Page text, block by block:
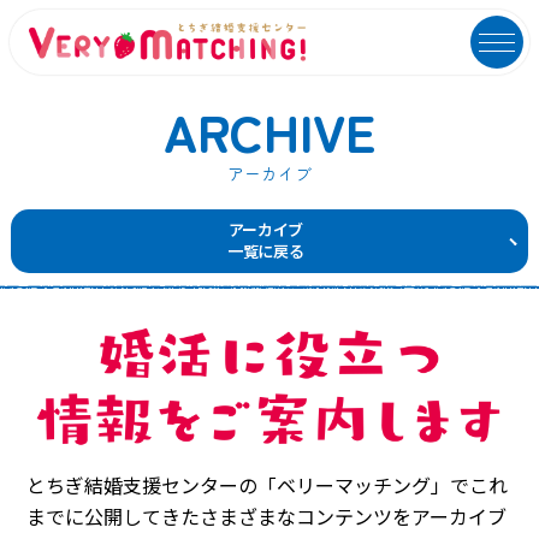
マッチング会員ログイン イベントユーザーログイン
マッチング
ご利用ガイド
ご成婚カップルメッセージ
センターへのアクセス
よくあるご質問
イベント
イベントガイド
自治体等イベント一覧
よくあるご質問
ARCHIVE
アーカイブ
アーカイブ
一覧に戻る
とちぎ結婚支援センターの「ベリーマッチング」でこれ
までに公開してきたさまざまなコンテンツをアーカイブ